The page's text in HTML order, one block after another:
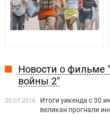
Новости о фильме
войны 2"
05.07.2016
Итоги уикенда с 30
великан прогнали